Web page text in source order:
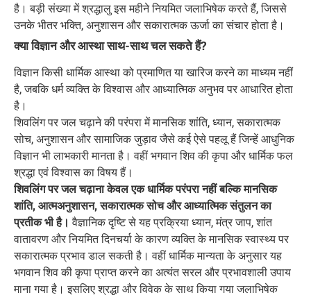
है। बड़ी संख्या में श्रद्धालु इस महीने नियमित जलाभिषेक करते हैं, जिससे
उनके भीतर भक्ति, अनुशासन और सकारात्मक ऊर्जा का संचार होता है।
क्या विज्ञान और आस्था साथ-साथ चल सकते हैं?
विज्ञान किसी धार्मिक आस्था को प्रमाणित या खारिज करने का माध्यम नहीं
है, जबकि धर्म व्यक्ति के विश्वास और आध्यात्मिक अनुभव पर आधारित होता
है।
शिवलिंग पर जल चढ़ाने की परंपरा में मानसिक शांति, ध्यान, सकारात्मक
सोच, अनुशासन और सामाजिक जुड़ाव जैसे कई ऐसे पहलू हैं जिन्हें आधुनिक
विज्ञान भी लाभकारी मानता है। वहीं भगवान शिव की कृपा और धार्मिक फल
श्रद्धा एवं विश्वास का विषय हैं।
शिवलिंग पर जल चढ़ाना केवल एक धार्मिक परंपरा नहीं बल्कि मानसिक
शांति, आत्मअनुशासन, सकारात्मक सोच और आध्यात्मिक संतुलन का
प्रतीक भी है। वैज्ञानिक दृष्टि से यह प्रक्रिया ध्यान, मंत्र जाप, शांत
वातावरण और नियमित दिनचर्या के कारण व्यक्ति के मानसिक स्वास्थ्य पर
सकारात्मक प्रभाव डाल सकती है। वहीं धार्मिक मान्यता के अनुसार यह
भगवान शिव की कृपा प्राप्त करने का अत्यंत सरल और प्रभावशाली उपाय
माना गया है। इसलिए श्रद्धा और विवेक के साथ किया गया जलाभिषेक